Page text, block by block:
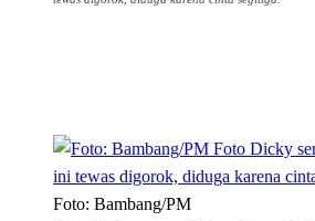
Foto: Bambang/PM